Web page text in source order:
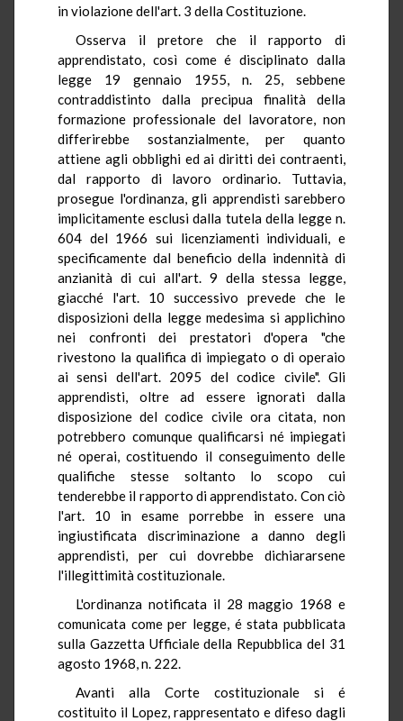
in violazione dell'art. 3 della Costituzione.
Osserva il pretore che il rapporto di
apprendistato, così come é disciplinato dalla
legge 19 gennaio 1955, n. 25, sebbene
contraddistinto dalla precipua finalità della
formazione professionale del lavoratore, non
differirebbe sostanzialmente, per quanto
attiene agli obblighi ed ai diritti dei contraenti,
dal rapporto di lavoro ordinario. Tuttavia,
prosegue l'ordinanza, gli apprendisti sarebbero
implicitamente esclusi dalla tutela della legge n.
604 del 1966 sui licenziamenti individuali, e
specificamente dal beneficio della indennità di
anzianità di cui all'art. 9 della stessa legge,
giacché l'art. 10 successivo prevede che le
disposizioni della legge medesima si applichino
nei confronti dei prestatori d'opera "che
rivestono la qualifica di impiegato o di operaio
ai sensi dell'art. 2095 del codice civile". Gli
apprendisti, oltre ad essere ignorati dalla
disposizione del codice civile ora citata, non
potrebbero comunque qualificarsi né impiegati
né operai, costituendo il conseguimento delle
qualifiche stesse soltanto lo scopo cui
tenderebbe il rapporto di apprendistato. Con ciò
l'art. 10 in esame porrebbe in essere una
ingiustificata discriminazione a danno degli
apprendisti, per cui dovrebbe dichiararsene
l'illegittimità costituzionale.
L'ordinanza notificata il 28 maggio 1968 e
comunicata come per legge, é stata pubblicata
sulla Gazzetta Ufficiale della Repubblica del 31
agosto 1968, n. 222.
Avanti alla Corte costituzionale si é
costituito il Lopez, rappresentato e difeso dagli